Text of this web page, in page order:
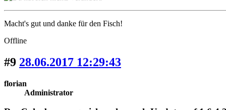
Macht's gut und danke für den Fisch!
Offline
#9 28.06.2017 12:29:43
florian
Administrator